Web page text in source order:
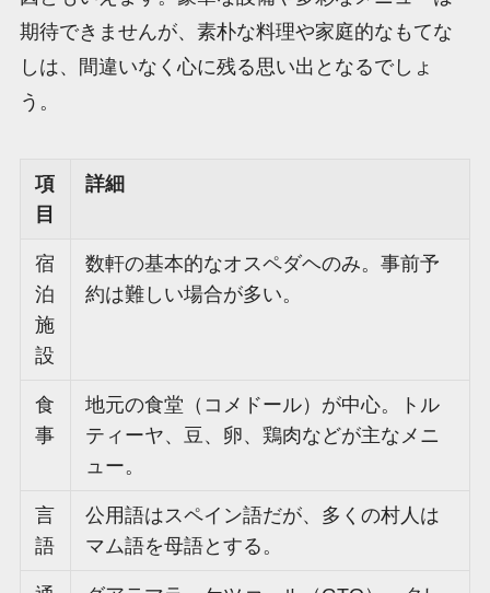
期待できませんが、素朴な料理や家庭的なもてな
しは、間違いなく心に残る思い出となるでしょ
う。
項
目
詳細
宿
泊
施
設
数軒の基本的なオスペダヘのみ。事前予
約は難しい場合が多い。
食
事
地元の食堂（コメドール）が中心。トル
ティーヤ、豆、卵、鶏肉などが主なメニ
ュー。
言
語
公用語はスペイン語だが、多くの村人は
マム語を母語とする。